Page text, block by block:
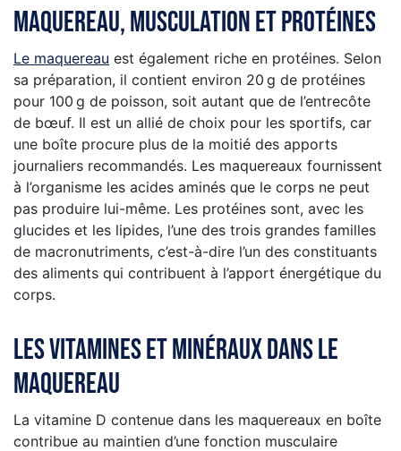
Maquereau, musculation et protéines
Le maquereau est également riche en protéines. Selon
sa préparation, il contient environ 20 g de protéines
pour 100 g de poisson, soit autant que de l’entrecôte
de bœuf. Il est un allié de choix pour les sportifs, car
une boîte procure plus de la moitié des apports
journaliers recommandés. Les maquereaux fournissent
à l’organisme les acides aminés que le corps ne peut
pas produire lui-même. Les protéines sont, avec les
glucides et les lipides, l’une des trois grandes familles
de macronutriments, c’est-à-dire l’un des constituants
des aliments qui contribuent à l’apport énergétique du
corps.
Les vitamines et minÉraux dans le
maquereau
La vitamine D contenue dans les maquereaux en boîte
contribue au maintien d’une fonction musculaire